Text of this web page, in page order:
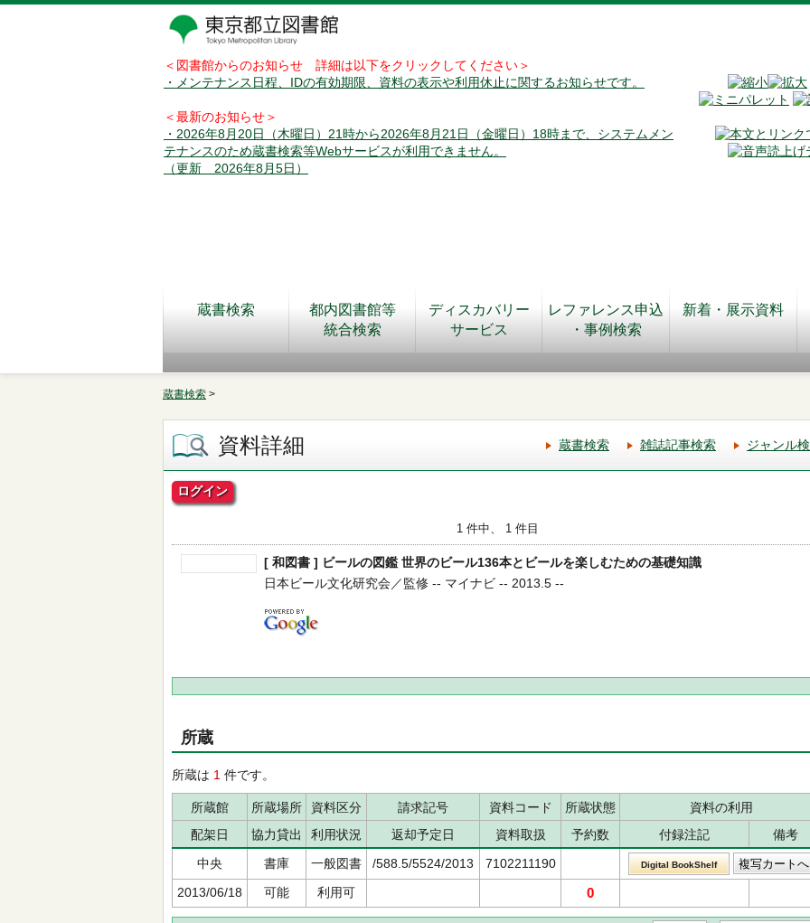
＜図書館からのお知らせ 詳細は以下をクリックしてください＞
・メンテナンス日程、IDの有効期限、資料の表示や利用休止に関するお知らせです。
＜最新のお知らせ＞
・2026年8月20日（木曜日）21時から2026年8月21日（金曜日）18時まで、システムメン
テナンスのため蔵書検索等Webサービスが利用できません。
（更新 2026年8月5日）
蔵書検索
都内図書館等
統合検索
ディスカバリー
サービス
レファレンス申込
・事例検索
新着・展示資料
蔵書検索 >
資料詳細 蔵書検索 雑誌記事検索 ジャンル
ログイン
1 件中、 1 件目
[ 和図書 ] ビールの図鑑 世界のビール136本とビールを楽しむための基礎知識
日本ビール文化研究会／監修 -- マイナビ -- 2013.5 --
所蔵
所蔵は 1 件です。
所蔵館 所蔵場所 資料区分 請求記号 資料コード 所蔵状態
資料の利用
配架日
協力貸出 利用状況 返却予定日 資料取扱 予約数 付録注記
備考
中央
書庫 一般図書 /588.5/5524/2013 7102211190 Digital BookShelf
2013/06/18 可能 利用可 0